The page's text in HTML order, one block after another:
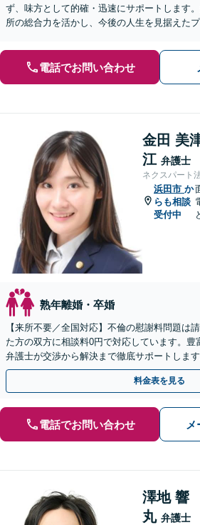
ず、味方として的確・迅速にサポートします
所の総合力を活かし、今後の人生を見据えた
電話でお問い合わせ
金田 美
江 弁護士
ネクスパート
浜田市 か
らも相談
受付中
熟年離婚・卒婚
【来所不要／全国対応】不倫の慰謝料問題は
た方の双方に相談料0円で対応しています。豊
弁護士が交渉から解決まで徹底サポートしま
手金の返還保証もありますので安心してご相
料金表を見る
電話でお問い合わせ
澤地 響
丸 弁護士